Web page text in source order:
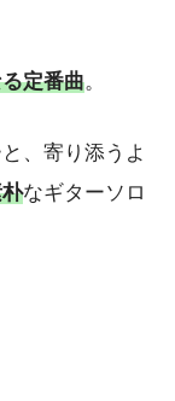
定番曲。
、寄り添うよ
なギターソロ